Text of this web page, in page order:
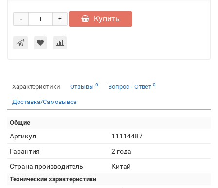
+
- Купить
Характеристики Отзывы 0 Вопрос - Ответ 0
Доставка/Самовывоз
Общие
Артикул
11114487
Гарантия
2 года
Страна производитель
Китай
Технические характеристики